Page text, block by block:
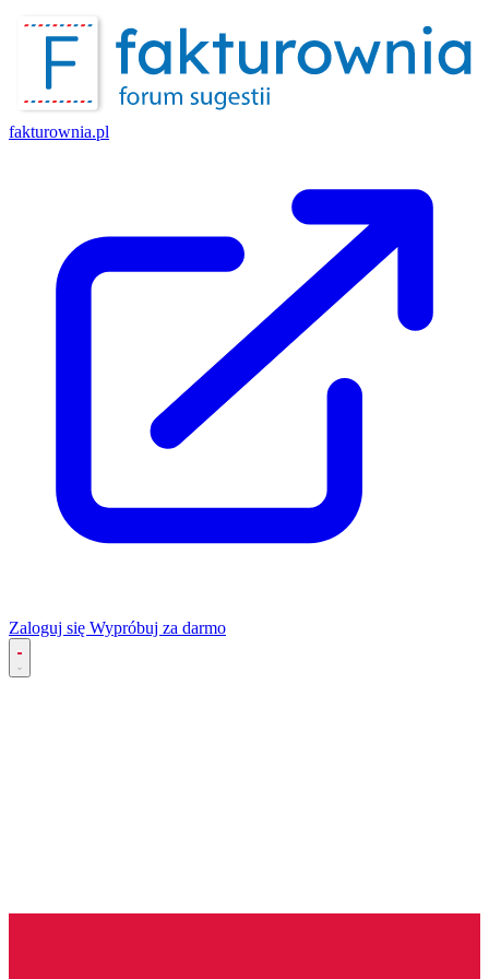
fakturownia.pl
Zaloguj się Wypróbuj za darmo